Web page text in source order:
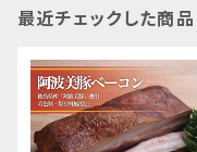
最近チェックした商品